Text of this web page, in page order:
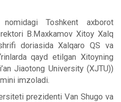
nomidagi Toshkent axborot
B.Maxkamov Xitoy Xalq
doriasida Xalqaro QS va
qayd etilgan Xitoyning
Jiaotong University (XJTU))
imzoladi.
prezidenti Van Shugo va